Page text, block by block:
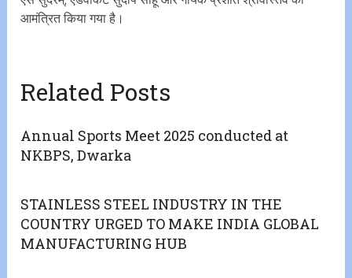
आमंत्रित किया गया है।
Related Posts
Annual Sports Meet 2025 conducted at
NKBPS, Dwarka
STAINLESS STEEL INDUSTRY IN THE
COUNTRY URGED TO MAKE INDIA GLOBAL
MANUFACTURING HUB